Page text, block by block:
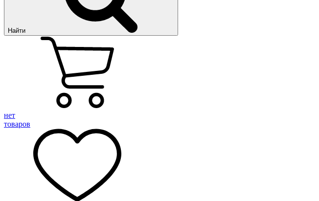
Найти
нет
товаров